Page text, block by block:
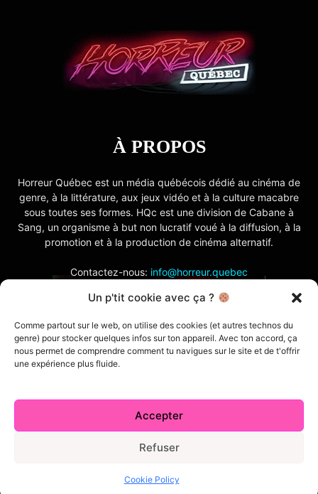
Un p'tit cookie avec ça ?
Comme partout sur le web, on utilise des cookies (et autres technos du
genre) pour stocker quelques infos sur ton appareil. Avec ton accord, ça
nous permet de comprendre comment tu navigues sur le site et de t'offrir
une expérience plus fluide.
Accepter
Refuser
Cookie Policy
À PROPOS
Horreur Québec est un média québécois dédié au cinéma de
genre, à la littérature, aux jeux vidéo et à la culture macabre
sous toutes ses formes. HQc est une division de Cabane à
Sang, un organisme à but non lucratif voué à la diffusion, à la
promotion et à la production de cinéma alternatif.
Contactez-nous: info@horreur.quebec
SUIVEZ NOUS
Index
© 2026 Horreur Québec. Tous droits réservés.